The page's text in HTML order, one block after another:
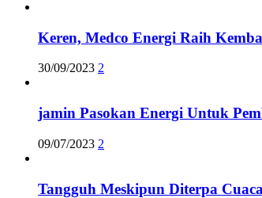
Keren, Medco Energi Raih
30/09/2023 2
jamin Pasokan Energi Untuk
09/07/2023 2
Tangguh Meskipun Diterpa